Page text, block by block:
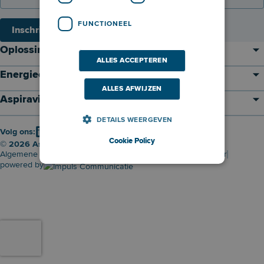
Inschrijven
Oplossingen
Energieontwikkelaar
Aspiravi
© 2026 Aspiravi nv
Algemene Voorwaarden
Disclaimer
powered by
Volg ons:
FUNCTIONEEL
ALLES ACCEPTEREN
ALLES AFWIJZEN
DETAILS WEERGEVEN
Cookie Policy